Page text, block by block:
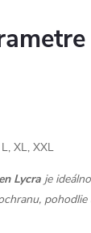
XL, XXL
Lycra je